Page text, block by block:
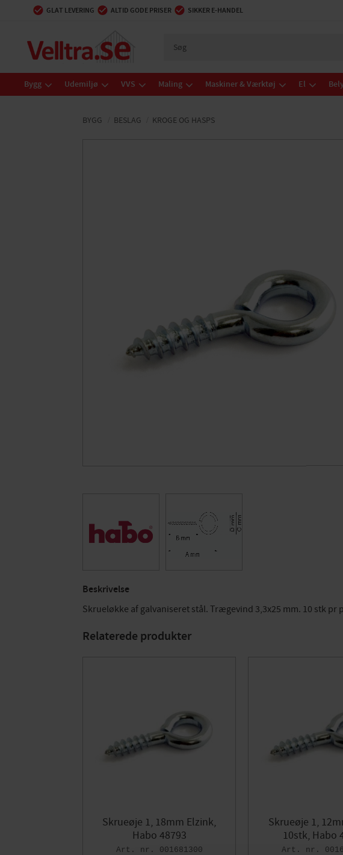
GLAT LEVERING ALTID GODE PRISER SIKKER E-HANDEL
Bygg Udemiljø VVS Maling Maskiner & Værktøj El
BYGG BESLAG KROGE OG HASPS
Beskrivelse
Skrueløkke af galvaniseret stål. Trægevind 3,3x25 mm. 10 stk pr
Relaterede produkter
Skrueøje 1, 18mm Elzink,
Habo 48793
001681300
Skrueøje 1,
10stk, Habo